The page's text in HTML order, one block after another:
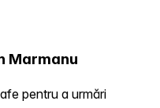
Marmanu
pentru a urmări